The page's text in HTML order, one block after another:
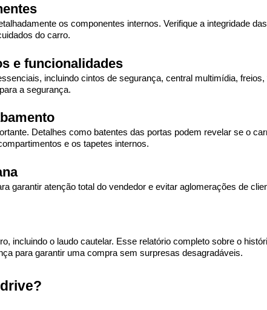
os componentes internos. Verifique a integridade
do carro.
e funcionalidades
incluindo cintos de segurança, central multimídia,
a segurança.
Detalhes como batentes das portas podem revelar se o
e os tapetes internos.
garantir atenção total do vendedor e evitar aglomerações de
incluindo o laudo cautelar. Esse relatório completo sobre o
para garantir uma compra sem surpresas desagradáveis.